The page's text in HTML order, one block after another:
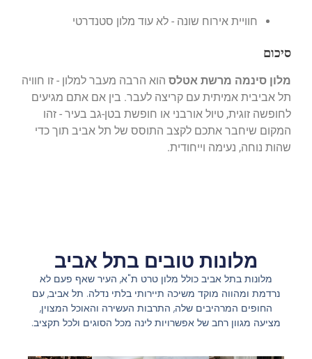
חוויית אירוח שונה - לא עוד מלון סטנדרטי
סיכום
מלון סינמה מרשת אטלס הוא הרבה מעבר למלון - זו חוויה
תל אביבית אמיתית עם קריצה לעבר. בין אם אתם מגיעים
לחופשה זוגית, טיול אורבני או חופשת בטן-גב בעיר - זהו
המקום שיחבר אתכם לקצב התוסס של תל אביב תוך כדי
שהות נוחה, נעימה וייחודית.
מלונות טובים בתל אביב
מלונות בתל אביב כולל מלון טרט ת"א, העיר שאף פעם לא
נרדמת ומהווה מוקד משיכה תיירותי בלתי נדלה. תל אביב, עם
החופים המרהיבים שלה, התרבות העשירה והאוכל המצוין,
מציעה מגוון רחב של אפשרויות לינה מכל הסוגים ולכל תקציב.